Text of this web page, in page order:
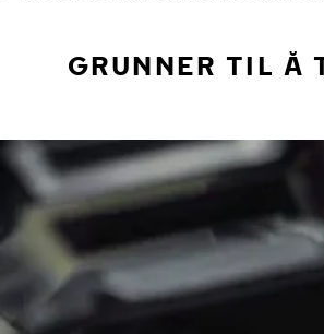
GRUNNER TIL Å